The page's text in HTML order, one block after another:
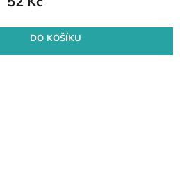
DO KOŠÍKU